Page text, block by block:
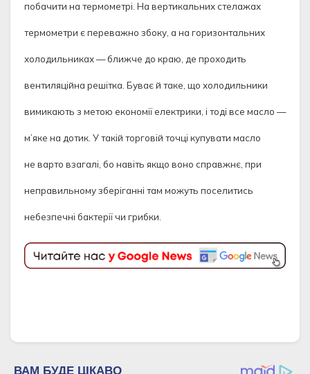
побачити на термометрі. На вертикальних стелажах
термометри є переважно збоку, а на горизонтальних
холодильниках — ближче до краю, де проходить
вентиляційна решітка. Буває й таке, що холодильники
вимикають з метою економії електрики, і тоді все масло —
м’яке на дотик. У такій торговій точці купувати масло
не варто взагалі, бо навіть якщо воно справжнє, при
неправильному зберіганні там можуть поселитись
небезпечні бактерії чи грибки.